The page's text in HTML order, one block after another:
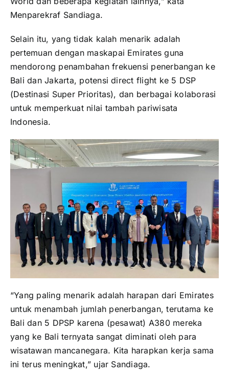
Menparekraf Sandiaga.
Selain itu, yang tidak kalah menarik adalah
pertemuan dengan maskapai Emirates guna
mendorong penambahan frekuensi penerbangan ke
Bali dan Jakarta, potensi direct flight ke 5 DSP
(Destinasi Super Prioritas), dan berbagai kolaborasi
untuk memperkuat nilai tambah pariwisata
Indonesia.
“Yang paling menarik adalah harapan dari Emirates
untuk menambah jumlah penerbangan, terutama ke
Bali dan 5 DPSP karena (pesawat) A380 mereka
yang ke Bali ternyata sangat diminati oleh para
wisatawan mancanegara. Kita harapkan kerja sama
ini terus meningkat,” ujar Sandiaga.